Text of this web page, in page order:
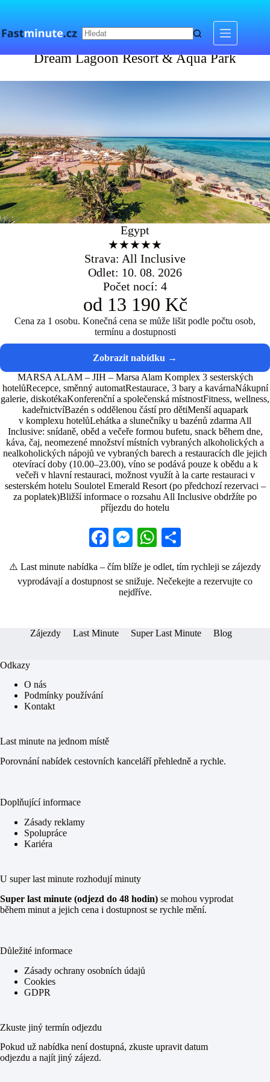
Dream Lagoon Resort & Aqua Park
Dream Lagoon Resort & Aqua Park
Egypt
★★★★★
Strava: All Inclusive
Odlet: 10. 08. 2026
Počet nocí: 4
od 13 190 Kč
Cena za 1 osobu. Konečná cena se může lišit podle počtu osob,
termínu a dostupnosti
MARSA ALAM – JIH – Marsa Alam Komplex 3 sesterských
hotelůRecepce, směnný automatRestaurace, 3 bary a kavárnaNákupní
galerie, diskotékaKonferenční a společenská místnostFitness, wellness,
kadeřnictvíBazén s oddělenou částí pro dětiMenší aquapark
v komplexu hotelůLehátka a slunečníky u bazénů zdarma All
Inclusive: snídaně, oběd a večeře formou bufetu, snack během dne,
káva, čaj, neomezené množství místních vybraných alkoholických a
nealkoholických nápojů ve vybraných barech a restauracích dle jejich
otevírací doby (10.00–23.00), víno se podává pouze k obědu a k
večeři v hlavní restauraci, možnost využít à la carte restauraci v
sesterském hotelu Soulotel Emerald Resort (po předchozí rezervaci –
za poplatek)Bližší informace o rozsahu All Inclusive obdržíte po
příjezdu do hotelu
Fa
bo
ok
M
se
ng
W
ts re
⚠️ Last minute nabídka – čím blíže je odlet, tím rychleji se zájezdy
vyprodávají a dostupnost se snižuje. Nečekejte a rezervujte co
nejdříve.
Zájezdy Last Minute Super Last Minute Blog
Odkazy
O nás
Podmínky používání
Kontakt
Last minute na jednom místě
Porovnání nabídek cestovních kanceláří přehledně a rychle.
Doplňující informace
Zásady reklamy
Spolupráce
Kariéra
U super last minute rozhodují minuty
Super last minute (odjezd do 48 hodin) se mohou vyprodat
během minut a jejich cena i dostupnost se rychle mění.
Důležité informace
Zásady ochrany osobních údajů
Cookies
GDPR
Zkuste jiný termín odjezdu
Pokud už nabídka není dostupná, zkuste upravit datum
odjezdu a najít jiný zájezd.